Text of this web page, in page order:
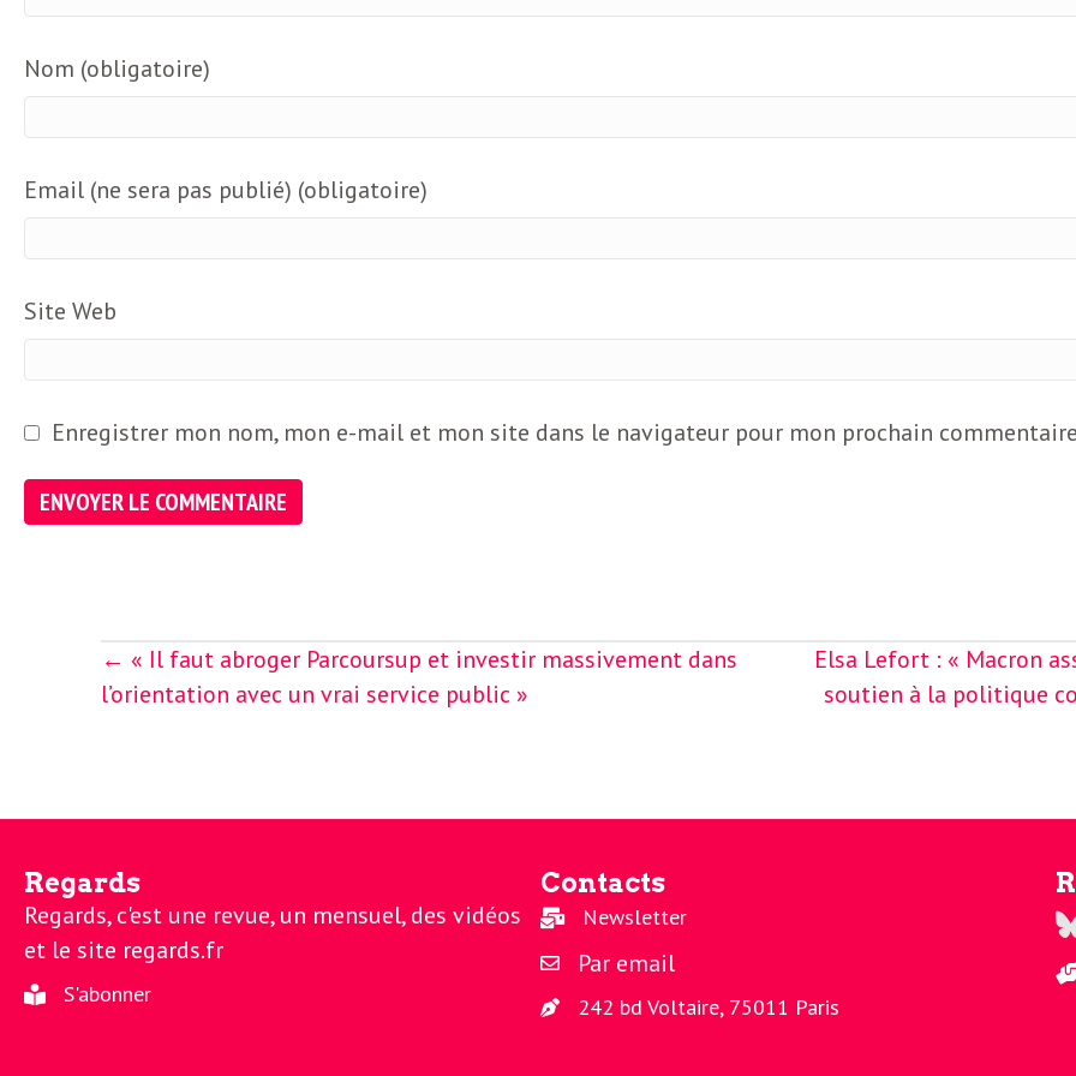
L
e
t
t
r
e
d
e
e
a
r
d
Nom (obligatoire)
Email (ne sera pas publié) (obligatoire)
Site Web
Enregistrer mon nom, mon e-mail et mon site dans le navigateur pour mon prochain
Posts
navigation
← « Il faut abroger Parcoursup et investir massivement dans
l’orientation avec un vrai service public »
Elsa Lefort : « Macron
soutien à la politique
Regards
Regards, c'est une revue, un mensuel, des vidéos
et le site regards.fr
S'abonner
Contacts
Newsletter
Par email
242 bd Voltaire, 75011 Paris